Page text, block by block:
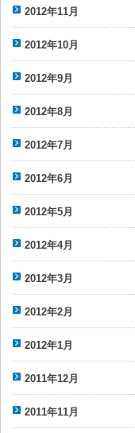
2012年11月
2012年10月
2012年9月
2012年8月
2012年7月
2012年6月
2012年5月
2012年4月
2012年3月
2012年2月
2012年1月
2011年12月
2011年11月